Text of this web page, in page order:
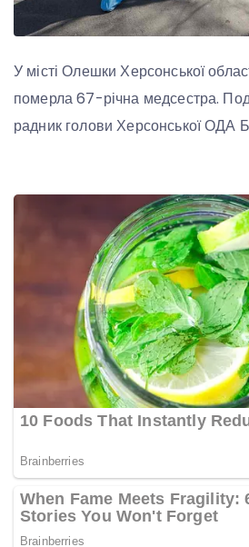
У місті Олешки Херсонської
померла 67-річна медсестра.
радник голови Херсонської ОДА